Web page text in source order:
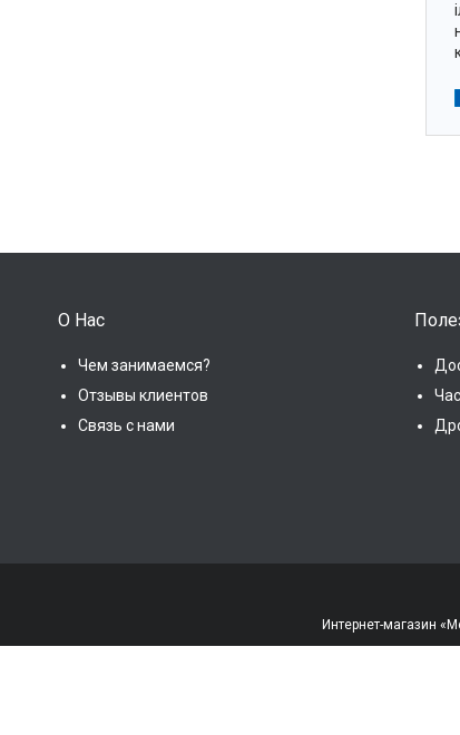
О Нас
Чем занимаемся?
Отзывы клиентов
Связь с нами